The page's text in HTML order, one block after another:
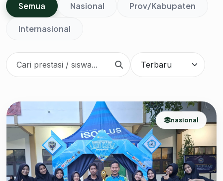
Semua Nasional Prov/Kabupaten
Internasional
nasional